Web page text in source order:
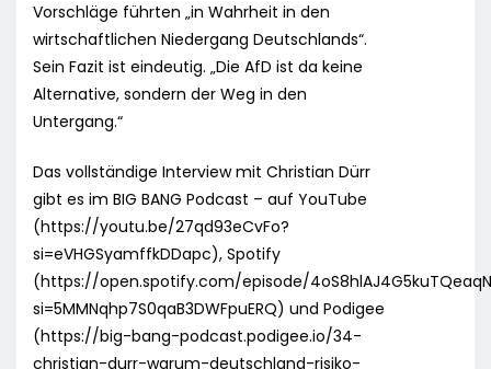
Vorschläge führten „in Wahrheit in den
wirtschaftlichen Niedergang Deutschlands“.
Sein Fazit ist eindeutig. „Die AfD ist da keine
Alternative, sondern der Weg in den
Untergang.“
Das vollständige Interview mit Christian Dürr
gibt es im BIG BANG Podcast – auf YouTube
(https://youtu.be/27qd93eCvFo?
si=eVHGSyamffkDDapc), Spotify
(https://open.spotify.com/episode/
si=5MMNqhp7S0qaB3DWFpuERQ) und Podigee
(https://big-bang-podcast.podigee.io/34-
christian-durr-warum-deutschland-risiko-